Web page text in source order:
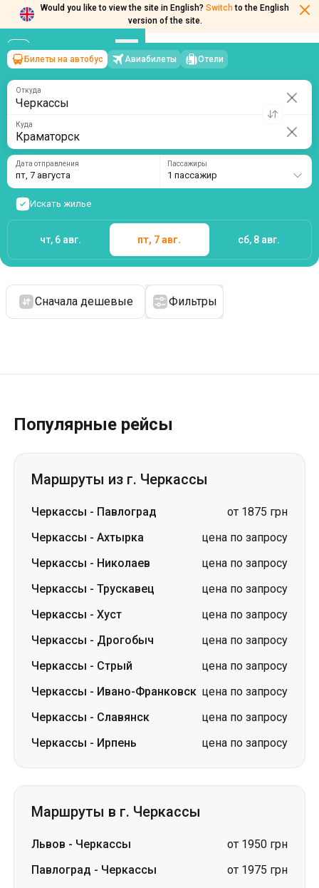
Would you like to view the site in English? Switch to the English
version of the site.
Черкассы→Краматорск
пт, 7 августа/1 пассажир
Билеты на автобус Авиабилеты Отели
Откуда
Куда
Дата отправления
пт, 7 августа
Пассажиры
1 пассажир
Искать жилье
чт, 6 авг. пт, 7 авг. сб, 8 авг.
Сначала дешевые Фильтры
Популярные рейсы
Маршруты из г. Черкассы
Черкассы - Павлоград
от 1875 грн
Черкассы - Ахтырка
цена по запросу
Черкассы - Николаев
цена по запросу
Черкассы - Трускавец
цена по запросу
Черкассы - Хуст
цена по запросу
Черкассы - Дрогобыч
цена по запросу
Черкассы - Стрый
цена по запросу
Черкассы - Ивано-Франковск цена по запросу
Черкассы - Славянск
цена по запросу
Черкассы - Ирпень цена по запросу
Маршруты в г. Черкассы
Львов - Черкассы
от 1950 грн
Павлоград - Черкассы
от 1975 грн